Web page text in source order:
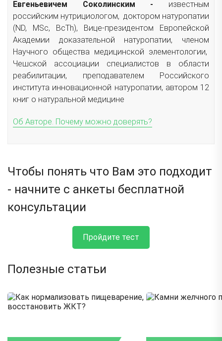
Евгеньевичем Соколинским - известным
российским нутрициологом, доктором натуропатии
(ND, MSc, ВсTh), Вице-президентом Европейской
Академии доказательной натуропатии, членом
Научного общества медицинской элементологии,
Чешской ассоциации специалистов в области
реабилитации, преподавателем Российского
института инновационной натуропатии, автором 12
книг о натуральной медицине
Об Авторе. Почему можно доверять?
Чтобы понять что Вам это подходит
- начните с анкеты бесплатной
консультации
Пройдите тест
Полезные статьи